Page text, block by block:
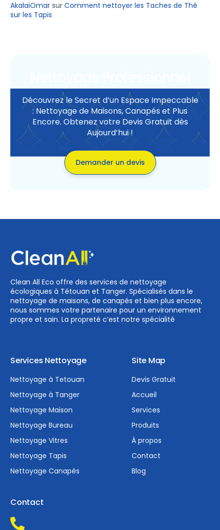
AkalaiOmar surComment nettoyer les Taches de Thé
sur les Tapis
Découvrez le Secret d’un Espace Impeccable
: Nettoyage de Maisons, Canapés et Plus
Encore. Obtenez votre Devis Gratuit dès
Aujourd’hui !
Demander un devis
Clean All Eco offre des services de nettoyage
écologiques à Tétouan et Tanger. Spécialisés dans le
nettoyage de maisons, de canapés et bien plus encore,
nous sommes votre partenaire pour un environnement
propre et sain. La propreté c’est notre spécialité
Services Nettoyage
Nettoyage à Tetouan
Nettoyage à Tanger
Nettoyage Maison
Nettoyage Bureau
Nettoyage Vitres
Nettoyage Tapis
Nettoyage Canapés
Site Map
Devis Gratuit
Accueil
Services
Produits
À propos
Contact
Blog
Contact